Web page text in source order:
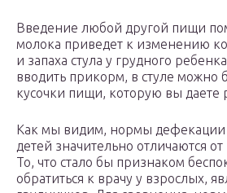
Введение любой другой пищи
молока приведет к изменению
и запаха стула у грудного
вводить прикорм, в стуле можно
кусочки пищи, которую вы даете
Как мы видим, нормы дефекации
детей значительно отличаются
То, что стало бы признаком
обратиться к врачу у взрослых,